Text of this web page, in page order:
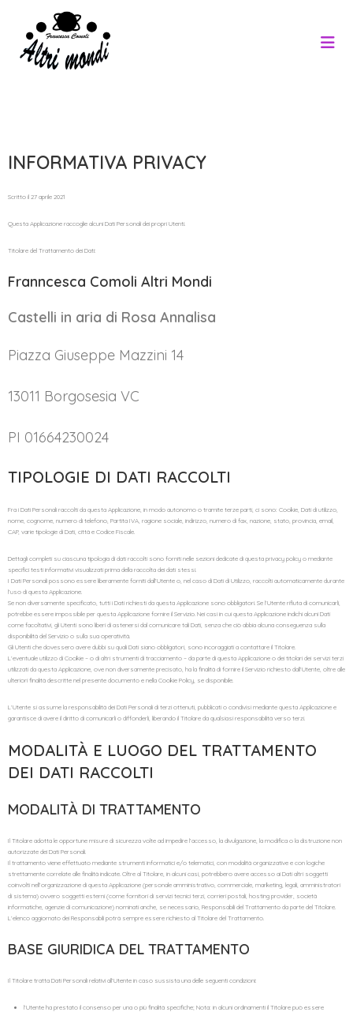
INFORMATIVA PRIVACY
Scritto il 27 aprile 2021
Questa Applicazione raccoglie alcuni Dati Personali dei propri Utenti.
Titolare del Trattamento dei Dati:
Franncesca Comoli Altri Mondi
Castelli in aria di Rosa Annalisa
Piazza Giuseppe Mazzini 14
13011 Borgosesia VC
PI 01664230024
TIPOLOGIE DI DATI RACCOLTI
Fra i Dati Personali raccolti da questa Applicazione, in modo autonomo o tramite terze parti, ci sono: Cookie, Dati di utilizzo,
nome, cognome, numero di telefono, Partita IVA, ragione sociale, indirizzo, numero di fax, nazione, stato, provincia, email,
CAP, varie tipologie di Dati, città e Codice Fiscale.
Dettagli completi su ciascuna tipologia di dati raccolti sono forniti nelle sezioni dedicate di questa privacy policy o mediante
specifici testi informativi visualizzati prima della raccolta dei dati stessi.
I Dati Personali possono essere liberamente forniti dall’Utente o, nel caso di Dati di Utilizzo, raccolti automaticamente durante
l’uso di questa Applicazione.
Se non diversamente specificato, tutti i Dati richiesti da questa Applicazione sono obbligatori. Se l’Utente rifiuta di comunicarli,
potrebbe essere impossibile per questa Applicazione fornire il Servizio. Nei casi in cui questa Applicazione indichi alcuni Dati
come facoltativi, gli Utenti sono liberi di astenersi dal comunicare tali Dati, senza che ciò abbia alcuna conseguenza sulla
disponibilità del Servizio o sulla sua operatività.
Gli Utenti che dovessero avere dubbi su quali Dati siano obbligatori, sono incoraggiati a contattare il Titolare.
L’eventuale utilizzo di Cookie – o di altri strumenti di tracciamento – da parte di questa Applicazione o dei titolari dei servizi terzi
utilizzati da questa Applicazione, ove non diversamente precisato, ha la finalità di fornire il Servizio richiesto dall’Utente, oltre alle
ulteriori finalità descritte nel presente documento e nella Cookie Policy, se disponibile.
L’Utente si assume la responsabilità dei Dati Personali di terzi ottenuti, pubblicati o condivisi mediante questa Applicazione e
garantisce di avere il diritto di comunicarli o diffonderli, liberando il Titolare da qualsiasi responsabilità verso terzi.
MODALITÀ E LUOGO DEL TRATTAMENTO
DEI DATI RACCOLTI
MODALITÀ DI TRATTAMENTO
Il Titolare adotta le opportune misure di sicurezza volte ad impedire l’accesso, la divulgazione, la modifica o la distruzione non
autorizzate dei Dati Personali.
Il trattamento viene effettuato mediante strumenti informatici e/o telematici, con modalità organizzative e con logiche
strettamente correlate alle finalità indicate. Oltre al Titolare, in alcuni casi, potrebbero avere accesso ai Dati altri soggetti
coinvolti nell’organizzazione di questa Applicazione (personale amministrativo, commerciale, marketing, legali, amministratori
di sistema) ovvero soggetti esterni (come fornitori di servizi tecnici terzi, corrieri postali, hosting provider, società
informatiche, agenzie di comunicazione) nominati anche, se necessario, Responsabili del Trattamento da parte del Titolare.
L’elenco aggiornato dei Responsabili potrà sempre essere richiesto al Titolare del Trattamento.
BASE GIURIDICA DEL TRATTAMENTO
Il Titolare tratta Dati Personali relativi all’Utente in caso sussista una delle seguenti condizioni:
l’Utente ha prestato il consenso per una o più finalità specifiche; Nota: in alcuni ordinamenti il Titolare può essere